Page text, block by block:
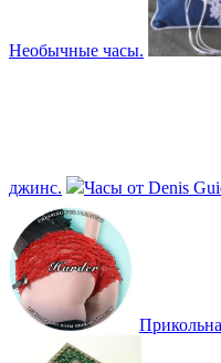
Необычные часы.
джинс. Часы от Denis